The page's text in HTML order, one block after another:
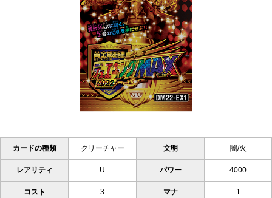
カードの種類 クリーチャー 文明 闇/火
レアリティ U パワー 4000
コスト 3 マナ 1